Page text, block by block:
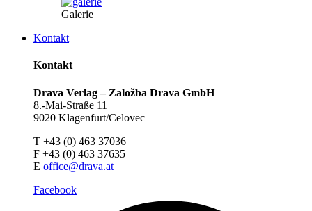
Galerie
Kontakt
Kontakt
Drava Verlag – Založba Drava GmbH
8.-Mai-Straße 11
9020 Klagenfurt/Celovec
T +43 (0) 463 37036
F +43 (0) 463 37635
E office@drava.at
Facebook